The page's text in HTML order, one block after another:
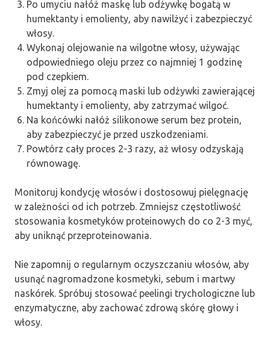
Po umyciu nałóż maskę lub odżywkę bogatą w
humektanty i emolienty, aby nawilżyć i zabezpieczyć
włosy.
Wykonaj olejowanie na wilgotne włosy, używając
odpowiedniego oleju przez co najmniej 1 godzinę
pod czepkiem.
Zmyj olej za pomocą maski lub odżywki zawierającej
humektanty i emolienty, aby zatrzymać wilgoć.
Na końcówki nałóż silikonowe serum bez protein,
aby zabezpieczyć je przed uszkodzeniami.
Powtórz cały proces 2-3 razy, aż włosy odzyskają
równowagę.
Monitoruj kondycję włosów i dostosowuj pielęgnację
w zależności od ich potrzeb. Zmniejsz częstotliwość
stosowania kosmetyków proteinowych do co 2-3 myć,
aby uniknąć przeproteinowania.
Nie zapomnij o regularnym oczyszczaniu włosów, aby
usunąć nagromadzone kosmetyki, sebum i martwy
naskórek. Spróbuj stosować peelingi trychologiczne lub
enzymatyczne, aby zachować zdrową skórę głowy i
włosy.